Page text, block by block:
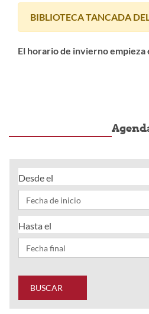
BIBLIOTECA TANCADA
El horario de invierno empieza
Desde el
Hasta el
BUSCAR